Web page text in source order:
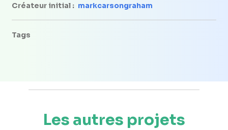
Créateur initial : markcarsongraham
Tags
Les autres projets